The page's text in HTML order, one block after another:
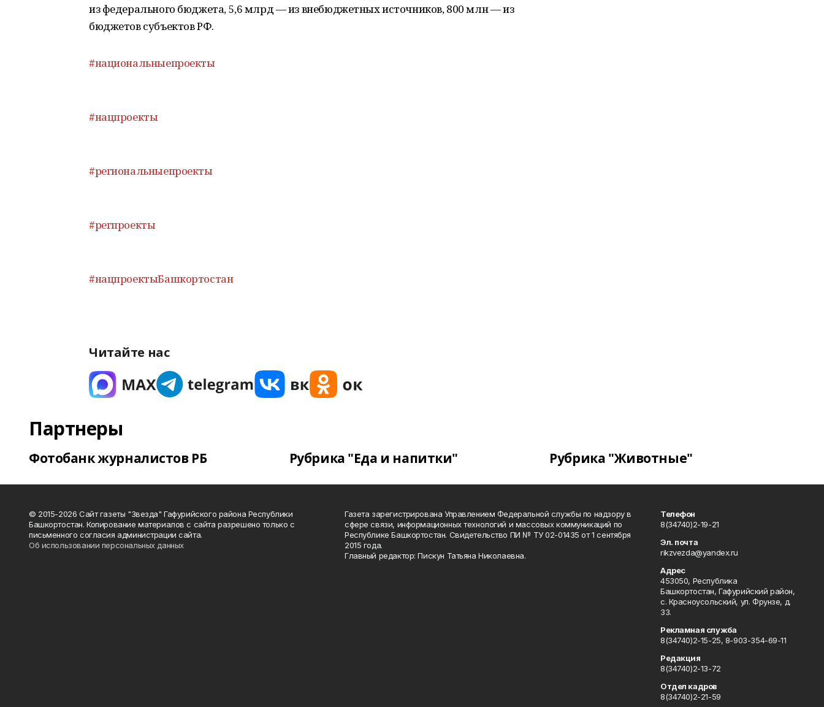
из федерального бюджета, 5,6 млрд — из внебюджетных источников, 800 млн — из
бюджетов субъектов РФ.
#национальныепроекты
#нацпроекты
#региональныепроекты
#регпроекты
#нацпроектыБашкортостан
Читайте нас
Партнеры
Фотобанк журналистов РБ Рубрика "Еда и напитки" Рубрика "Животные"
© 2015-2026 Сайт газеты "Звезда" Гафурийского района Республики
Башкортостан. Копирование материалов с сайта разрешено только с
письменного согласия администрации сайта.
Об использовании персональных данных
Газета зарегистрирована Управлением Федеральной службы по надзору в
сфере связи, информационных технологий и массовых коммуникаций по
Республике Башкортостан. Свидетельство ПИ № ТУ 02-01435 от 1 сентября
2015 года.
Главный редактор: Пискун Татьяна Николаевна.
Телефон
8(34740)2-19-21
Эл. почта
rikzvezda@yandex.ru
Адрес
453050, Республика
Башкортостан, Гафурийский район,
с. Красноусольский, ул. Фрунзе, д.
33.
Рекламная служба
8(34740)2-15-25, 8-903-354-69-11
Редакция
8(34740)2-13-72
Отдел кадров
8(34740)2-21-59